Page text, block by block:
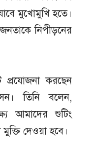
মুখোমুখি হতে।
নিপীড়নের
প্রযোজনা করছেন
তিনি বলেন,
আমাদের শুটিং
মুক্তি দেওয়া হবে।